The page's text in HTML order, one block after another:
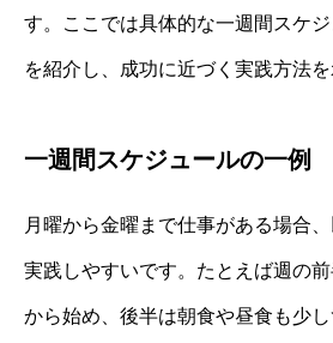
す。ここでは具体的な一週間スケ
を紹介し、成功に近づく実践方法を
一週間スケジュールの一例
月曜から金曜まで仕事がある場合
実践しやすいです。たとえば週の
から始め、後半は朝食や昼食も少